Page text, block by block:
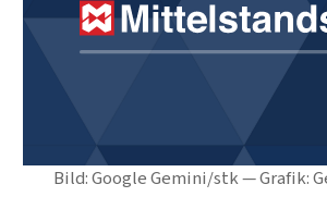
Bild: Google Gemini/stk — Grafik: